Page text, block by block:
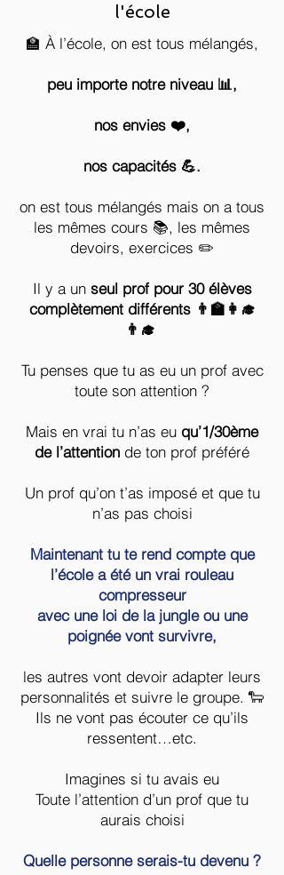
Ex: je te demanderais jamais de créer des
publicités sur ton site Wix 🌐
si tu as ni le budget 💰, ni les compétences
plan d’action qui fait sens avec ce que tu
faire
te corriger
🚫 Il n’y a pas de pression,
d’essayer de nouvelles choses.
m’ennuyer 😉.
Je suis pédagogue, j’ai toujours aimé
Car je prends du plaisir à corriger ✍️.
tromper, car c’est justement mon métier 🛠️:
de plus en plus mature et autonome 👤
Pour que tu puisses (enfin) vivre de ton site
Wix 💻.
BONUS : C'est un
Il n’y aura pas d’autres coachs 🙅‍♂️.
🚫 Ce n’est pas un accompagnement où je
déléguer à un coach que tu n'as
Je suis seul 🧍‍♂️.
Le seul coach que tu auras c’est moi 👤.
Celui que tu as découvert en vidéo Youtube
l'école
🏫 À l’école, on est tous mélangés,
peu importe notre niveau 📊,
nos envies ❤️,
nos capacités 💪.
on est tous mélangés mais on a tous
les mêmes cours 📚, les mêmes
devoirs, exercices ✏️
Il y a un seul prof pour 30 élèves
complètement différents 👨‍🏫👩‍🎓
👨‍🎓
Tu penses que tu as eu un prof avec
toute son attention ?
Mais en vrai tu n’as eu qu’1/30ème
de l’attention de ton prof préféré
Un prof qu’on t’as imposé et que tu
n’as pas choisi
Maintenant tu te rend compte que
l’école a été un vrai rouleau
compresseur
avec une loi de la jungle ou une
poignée vont survivre,
les autres vont devoir adapter leurs
personnalités et suivre le groupe. 🐑
Ils ne vont pas écouter ce qu’ils
ressentent…etc.
Imagines si tu avais eu
Toute l’attention d’un prof que tu
aurais choisi
Quelle personne serais-tu devenu ?